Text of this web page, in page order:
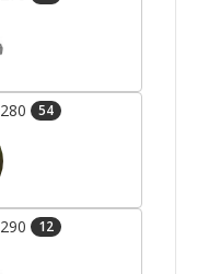
54
12